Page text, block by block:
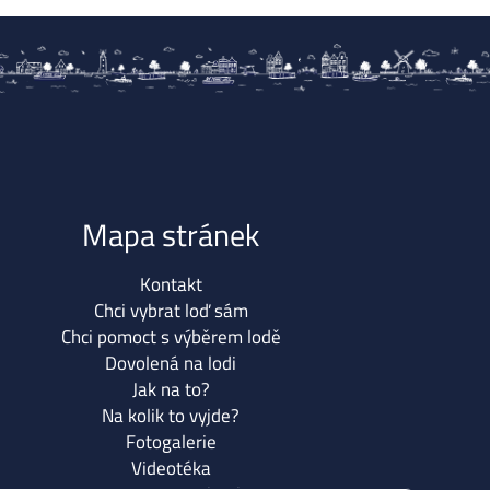
Mapa stránek
Kontakt
Chci vybrat loď sám
Chci pomoct s výběrem lodě
Dovolená na lodi
Jak na to?
Na kolik to vyjde?
Fotogalerie
Videotéka